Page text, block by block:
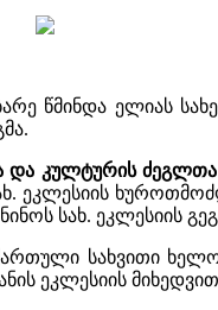
წმინდა ელიას
და კულტურის
ეკლესიის
სახ. ეკლესიის
სახვითი
ეკლესიის